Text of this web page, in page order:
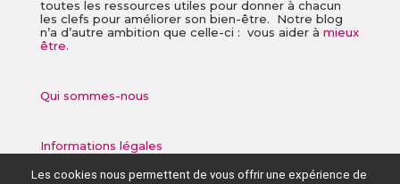
toutes les ressources utiles pour donner à chacun
les clefs pour améliorer son bien-être. Notre blog
n’a d’autre ambition que celle-ci : vous aider à mieux
être.
Qui sommes-nous
Informations légales
Les cookies nous permettent de vous offrir une expérience de